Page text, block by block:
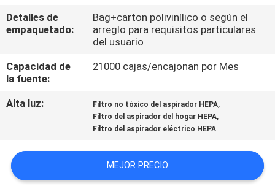
DE
CALIDAD
CONTACTO
Detalles de
empaquetado:
Bag+carton polivinílico o según el
arreglo para requisitos particulares
del usuario
Capacidad de
la fuente:
21000 cajas/encajonan por Mes
Alta luz: Filtro no tóxico del aspirador HEPA,
Filtro del aspirador del hogar HEPA,
Filtro del aspirador eléctrico HEPA
MEJOR PRECIO